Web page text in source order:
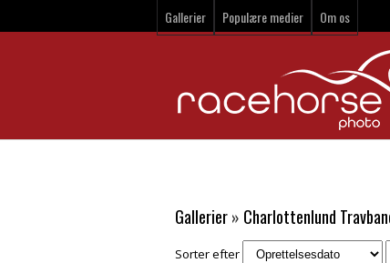
Gallerier Populære medier Om os
Gallerier» Charlottenlund
Sorter efter